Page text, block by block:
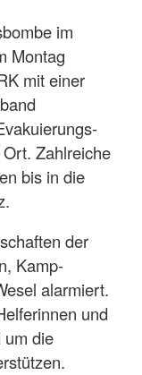
im
Montag
mit einer
Zahlreiche
bis in die
der
Kamp-
alarmiert.
und
um die